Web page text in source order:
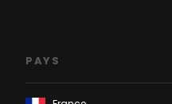
PAYS